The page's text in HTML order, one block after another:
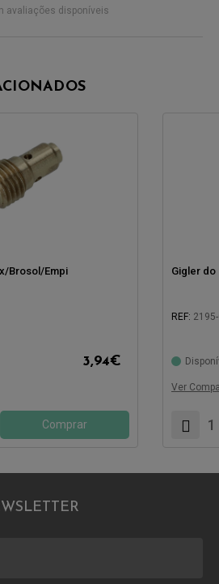
avaliações disponíveis
Brosol/Empi
3,94€
Comprar
Gigler do
REF:
Ver